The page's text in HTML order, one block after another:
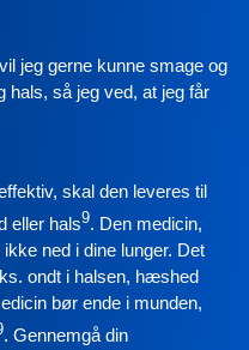
jeg gerne kunne smage og
hals, så jeg ved, at jeg får
skal den leveres til
eller hals9. Den medicin,
ned i dine lunger. Det
ondt i halsen, hæshed
bør ende i munden,
. Gennemgå din